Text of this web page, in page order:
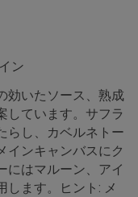
ン
効いたソース、熟成
しています。サフラ
らし、カベルネトー
インキャンバスにク
にはマルーン、アイ
します。ヒント: メ